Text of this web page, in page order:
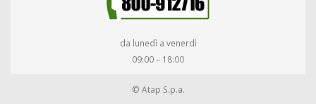
da lunedì a venerdì
09:00 – 18:00
© Atap S.p.a.